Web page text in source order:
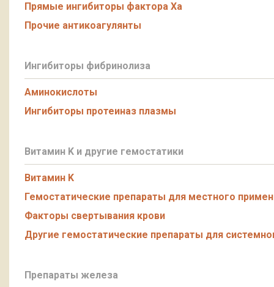
Прямые ингибиторы фактора Xa
Прочие антикоагулянты
Ингибиторы фибринолиза
Аминокислоты
Ингибиторы протеиназ плазмы
Витамин K и другие гемостатики
Витамин K
Гемостатические препараты для местного
Факторы свертывания крови
Другие гемостатические препараты для
Препараты железа